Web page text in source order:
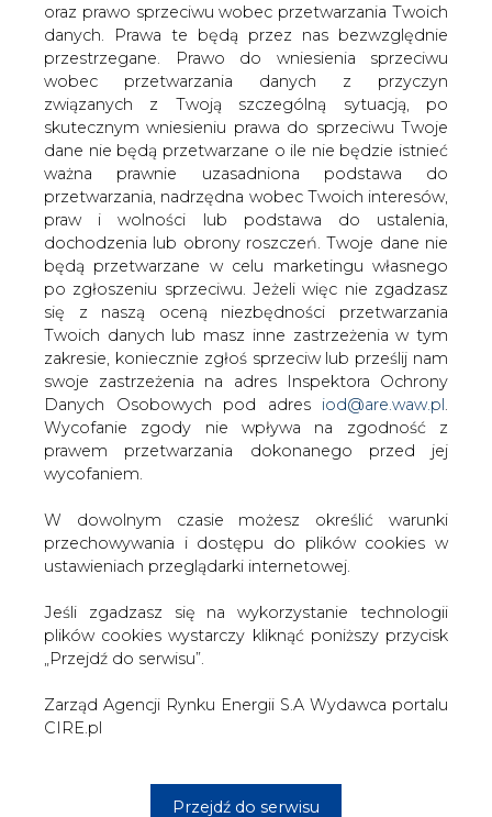
oraz prawo sprzeciwu wobec przetwarzania Twoich
danych. Prawa te będą przez nas bezwzględnie
przestrzegane. Prawo do wniesienia sprzeciwu
wobec przetwarzania danych z przyczyn
związanych z Twoją szczególną sytuacją, po
skutecznym wniesieniu prawa do sprzeciwu Twoje
dane nie będą przetwarzane o ile nie będzie istnieć
ważna prawnie uzasadniona podstawa do
przetwarzania, nadrzędna wobec Twoich interesów,
praw i wolności lub podstawa do ustalenia,
dochodzenia lub obrony roszczeń. Twoje dane nie
będą przetwarzane w celu marketingu własnego
po zgłoszeniu sprzeciwu. Jeżeli więc nie zgadzasz
się z naszą oceną niezbędności przetwarzania
Twoich danych lub masz inne zastrzeżenia w tym
zakresie, koniecznie zgłoś sprzeciw lub prześlij nam
swoje zastrzeżenia na adres Inspektora Ochrony
Danych Osobowych pod adres iod@are.waw.pl
Wycofanie zgody nie wpływa na zgodność z
prawem przetwarzania dokonanego przed jej
wycofaniem.
W dowolnym czasie możesz określić warunki
przechowywania i dostępu do plików cookies w
ustawieniach przeglądarki internetowej.
Jeśli zgadzasz się na wykorzystanie technologii
plików cookies wystarczy kliknąć poniższy przycisk
„Przejdź do serwisu”.
Zarząd Agencji Rynku Energii S.A Wydawca portalu
CIRE.pl
Przejdź do serwisu
Unia Europejska ogłosiła, że jeszcze w
tym roku we Francji rozpocznie się
budowa reaktora syntezy
termojądrowej ITER - urządzenia, które
zaspokoić ma energetyczne potrzeby
ludzkości &#8211;donosi dzisiejsza
Rzeczpospolita.
Reaktor o mocy 500 MW ma kosztować 10 miliardów, a
prace nad nim zakończyć się mają za jedenaście lat.
Reaktor ITER będzie wytwarzał energię w ten sam
sposób, w jaki powstaje ona na Słońcu: w procesie
syntezy termojądrowej.
W przeciwieństwie do tradycyjnych elektrowni
jądrowych, reaktory syntezy termojądrowej mają w
bardzo niewielkim stopniu zagrażać środowisku. W
wyniku reakcji syntezy powstanie energia, hel oraz
neutrony. Hel, gaz szlachetny, jest zupełnie nieszkodliwy.
Pewne niebezpieczeństwo mogą nieść neutrony. Cząstki
ścianami naczynia reaktora, ściany te mogą stać się
radioaktywne. Inżynierowie konstruujący reaktor obiecują
jednak, że zbudują ściany naczynia z materiału, który nie
długim czasie rozpadu nie pozostanie po reaktorze
ITER.
Unią Europejską, Japonią, USA, Chinami, Rosją i Koreą
Południową. Dotychczas wśród możliwych miejsc